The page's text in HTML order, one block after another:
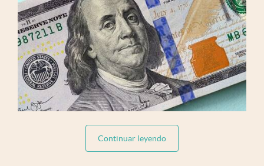
Continuar leyendoabre en nueva pestaña